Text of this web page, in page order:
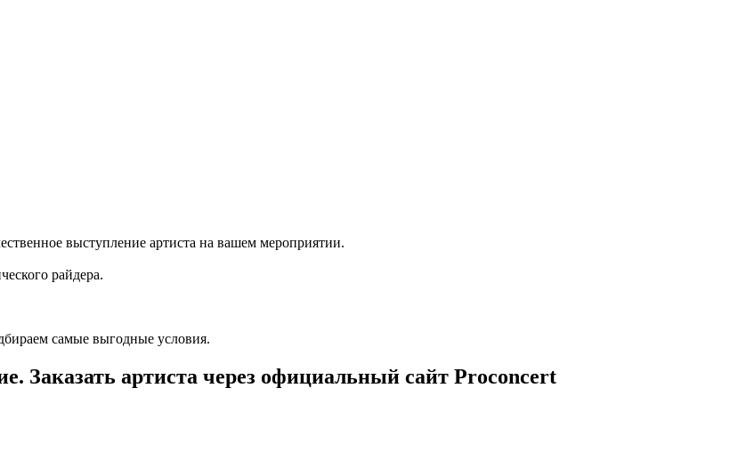
выступление артиста на вашем мероприятии.
райдера.
самые выгодные условия.
Заказать артиста через официальный сайт Proconcert